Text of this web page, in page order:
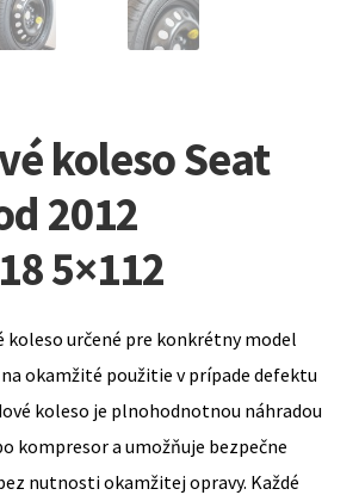
koleso Seat
2012
5×112
koleso určené pre konkrétny model
okamžité použitie v prípade defektu
koleso je plnohodnotnou náhradou
kompresor a umožňuje bezpečne
nutnosti okamžitej opravy. Každé